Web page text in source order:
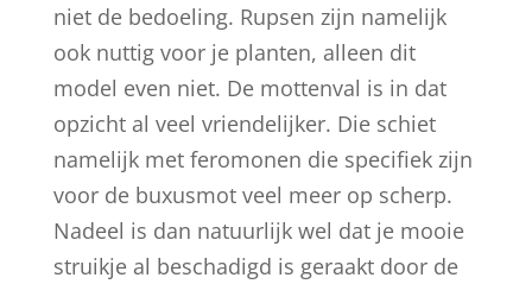
niet de bedoeling. Rupsen zijn namelijk
ook nuttig voor je planten, alleen dit
model even niet. De mottenval is in dat
opzicht al veel vriendelijker. Die schiet
namelijk met feromonen die specifiek zijn
voor de buxusmot veel meer op scherp.
Nadeel is dan natuurlijk wel dat je mooie
struikje al beschadigd is geraakt door de